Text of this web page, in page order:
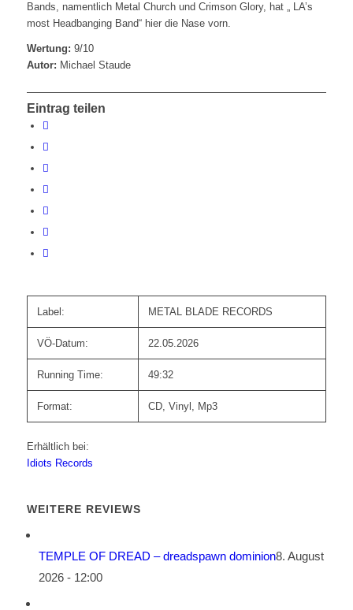
Bands, namentlich Metal Church und Crimson Glory, hat „ LA’s
most Headbanging Band“ hier die Nase vorn.
Wertung: 9/10
Autor: Michael Staude
Eintrag teilen
Label: METAL BLADE RECORDS
VÖ-Datum: 22.05.2026
Running Time: 49:32
Format: CD, Vinyl, Mp3
Erhältlich bei:
Idiots Records
WEITERE REVIEWS
TEMPLE OF DREAD – dreadspawn dominion8. August
2026 - 12:00